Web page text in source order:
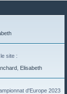
site :
Elisabeth
d'Europe 2023